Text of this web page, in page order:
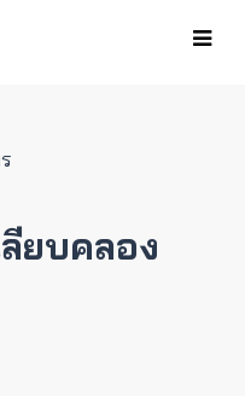
ยบคลอง